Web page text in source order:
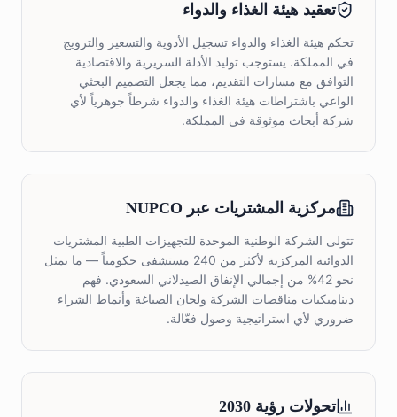
تعقيد هيئة الغذاء والدواء
تحكم هيئة الغذاء والدواء تسجيل الأدوية والتسعير والترويج
في المملكة. يستوجب توليد الأدلة السريرية والاقتصادية
التوافق مع مسارات التقديم، مما يجعل التصميم البحثي
الواعي باشتراطات هيئة الغذاء والدواء شرطاً جوهرياً لأي
شركة أبحاث موثوقة في المملكة.
مركزية المشتريات عبر NUPCO
تتولى الشركة الوطنية الموحدة للتجهيزات الطبية المشتريات
الدوائية المركزية لأكثر من 240 مستشفى حكومياً — ما يمثل
نحو 42% من إجمالي الإنفاق الصيدلاني السعودي. فهم
ديناميكيات مناقصات الشركة ولجان الصياغة وأنماط الشراء
ضروري لأي استراتيجية وصول فعّالة.
تحولات رؤية 2030